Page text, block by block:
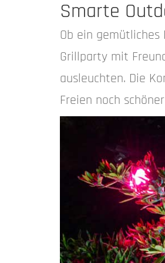
Smarte
Ob ein
Grillparty mit
ausleuchten. Die
Freien noch